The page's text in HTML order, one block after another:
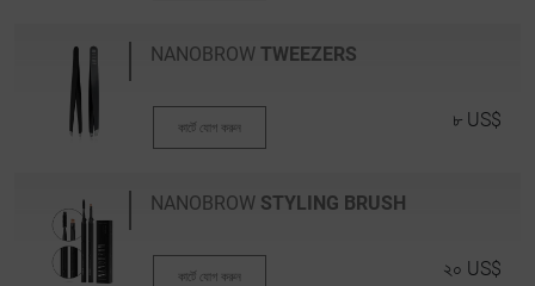
NANOBROW TWEEZERS
কার্টে যোগ করুন ৮ US$
NANOBROW STYLING BRUSH
কার্টে যোগ করুন ২০ US$